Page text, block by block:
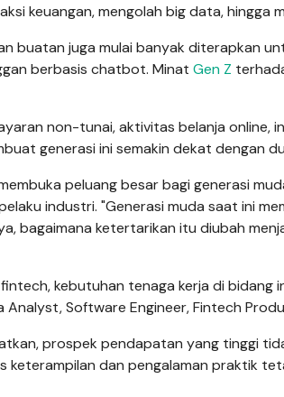
keuangan, mengolah big data, hingga
buatan juga mulai banyak diterapkan
berbasis chatbot. Minat Gen Z
non-tunai, aktivitas belanja online,
generasi ini semakin dekat dengan
peluang besar bagi generasi
industri. "Generasi muda saat ini
bagaimana ketertarikan itu diubah
kebutuhan tenaga kerja di bidang
Software Engineer, Fintech
prospek pendapatan yang tinggi
keterampilan dan pengalaman praktik